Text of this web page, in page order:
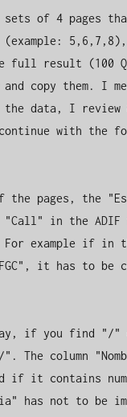
of 4 pages
5,6,7,8),
full result (100
copy them. I
the data, I review
with the
the pages, the
"Call" in the
example if in
it has to be
if you find "/
The column
if it contains
has not to be